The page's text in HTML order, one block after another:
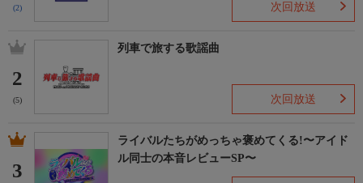
(2) 次回放送
2
(5)
列車で旅する歌謡曲
次回放送
3
ライバルたちがめっちゃ褒めてくる!〜アイド
ル同士の本音レビューSP〜